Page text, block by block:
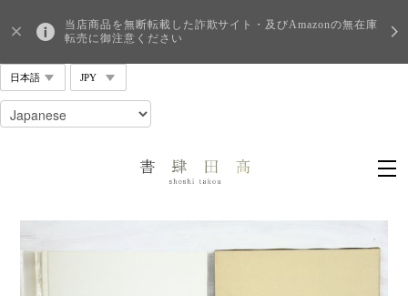
当店商品を無断転載した詐欺サイト・及びAmazonの無在庫
転売に御注意ください